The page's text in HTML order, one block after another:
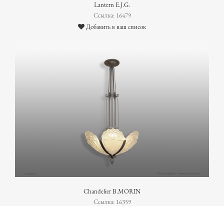
Lantern E.J.G.
Ссылка: 16479
Добавить в ваш список
Chandelier B.MORIN
Ссылка: 16359